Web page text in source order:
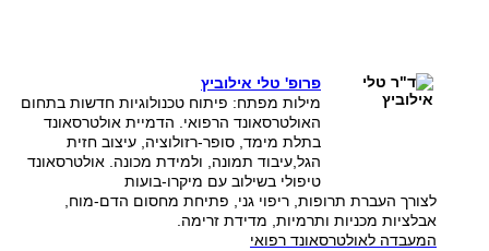
פרופ' טלי אילוביץ
מילות מפתח: פיתוח טכנולוגיות חדשות בתחום
האולטרסאונד הרפואי. ​הדמיית אולטרסאונד
בתלת מימד, סופר-רזולוציה, עיצוב חזית
הגל,עיבוד תמונה, ​ולמידת מכונה. אולטרסאונד
טיפולי בשילוב עם מיקרו-בועות
לצורך העברת תרופות, ריפוי גני, פתיחת מחסום הדם-מוח, ​
אבלציות מכניות ותרמיות, מדידת זרימה.
המעבדה לאולטרסאונד רפואי